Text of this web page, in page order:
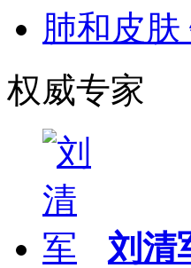
肺和皮肤
权威专家
刘清